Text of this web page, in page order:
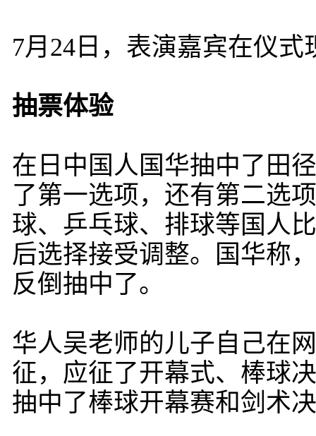
7月24日，表演嘉宾在仪
抽票体验
在日中国人国华抽中了田
了第一选项，还有第二选
球、乒乓球、排球等国人
后选择接受调整。国华称
反倒抽中了。
华人吴老师的儿子自己在
征，应征了开幕式、棒球
抽中了棒球开幕赛和剑术